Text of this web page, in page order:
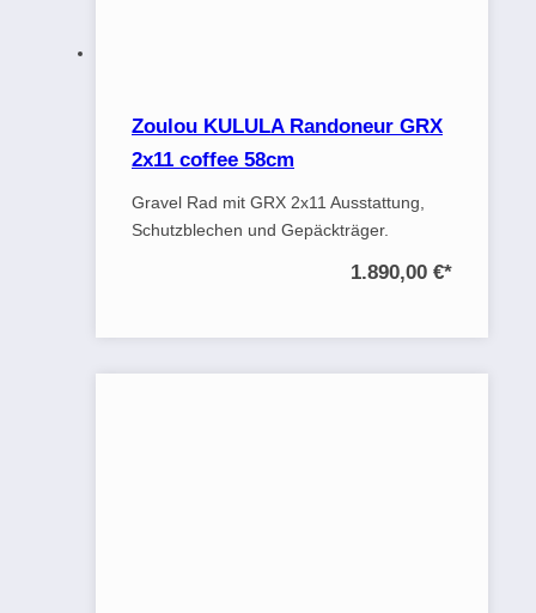
Zoulou KULULA Randoneur GRX
2x11 coffee 58cm
Gravel Rad mit GRX 2x11 Ausstattung,
Schutzblechen und Gepäckträger.
1.890,00 €*